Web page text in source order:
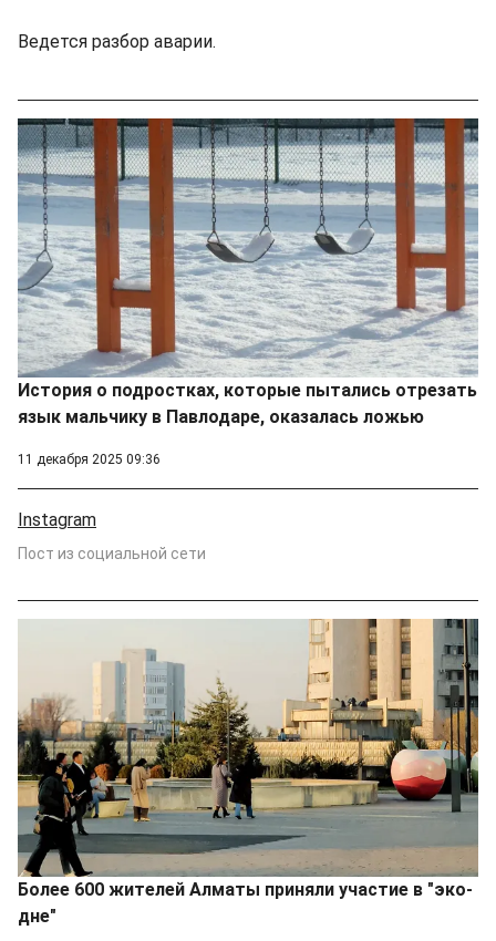
Ведется разбор аварии.
История о подростках, которые пытались отрезать
язык мальчику в Павлодаре, оказалась ложью
11 декабря 2025 09:36
Instagram
Пост из социальной сети
Более 600 жителей Алматы приняли участие в "эко-
дне"